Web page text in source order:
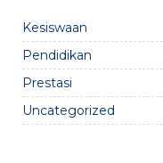
Kesiswaan
Pendidikan
Prestasi
Uncategorized